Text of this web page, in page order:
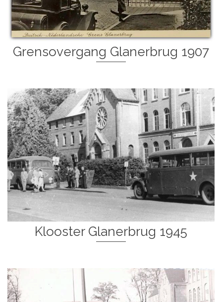
Grensovergang Glanerbrug 1907
Klooster Glanerbrug 1945